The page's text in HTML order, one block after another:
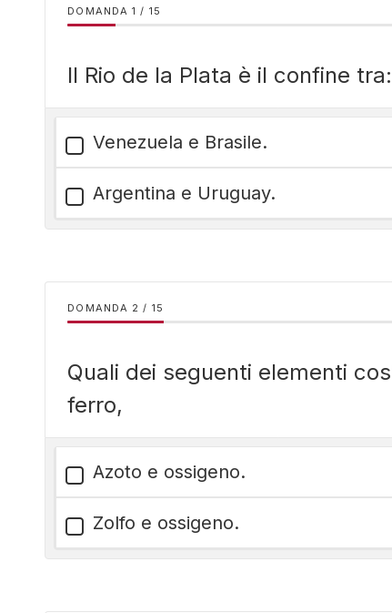
DOMANDA / 15
Il Rio de la Plata è il confine tra:
Venezuela e Brasile.
Argentina e Uruguay.
DOMANDA / 15
Quali dei seguenti elementi
ferro,
Azoto e ossigeno.
Zolfo e ossigeno.